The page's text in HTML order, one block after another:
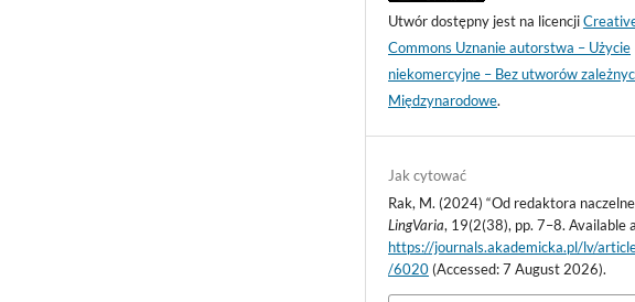
Utwór dostępny jest na licencji
Commons Uznanie autorstwa – Użycie
niekomercyjne – Bez utworów
Międzynarodowe.
Jak cytować
Rak, M. (2024) “Od redaktora
LingVaria, 19(2(38), pp. 7–8. Available
https://journals.akademicka.pl/lv/
/6020 (Accessed: 7 August 2026).